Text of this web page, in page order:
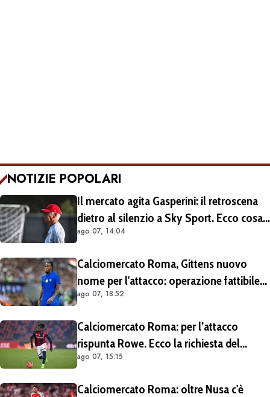
NOTIZIE POPOLARI
Il mercato agita Gasperini: il retroscena
dietro al silenzio a Sky Sport. Ecco cosa
è emerso dal meeting con la proprietà
ago 07, 14:04
Calciomercato Roma, Gittens nuovo
nome per l'attacco: operazione fattibile
solo in prestito
ago 07, 18:52
Calciomercato Roma: per l’attacco
rispunta Rowe. Ecco la richiesta del
Bologna
ago 07, 15:15
Calciomercato Roma: oltre Nusa c'è